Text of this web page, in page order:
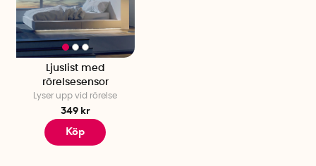
Ljuslist med
rörelsesensor
Lyser upp vid rörelse
349 kr
Köp